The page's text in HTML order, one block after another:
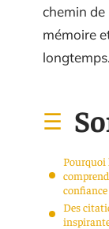
chemin de
mémoire
longtemps.
Pourquoi
confiance
Des